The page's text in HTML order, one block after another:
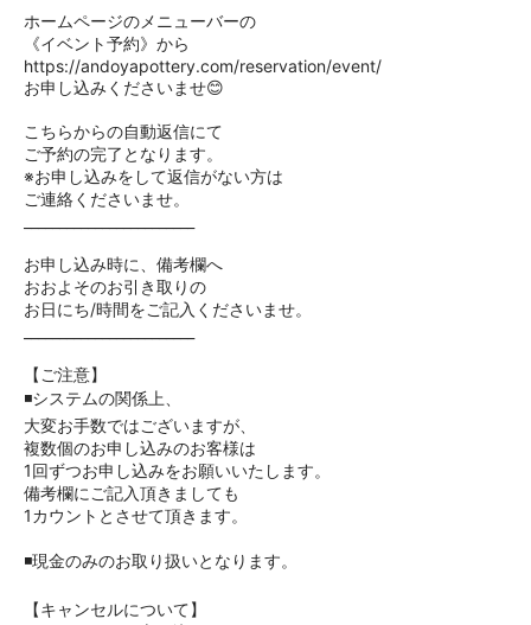
ホームページのメニューバーの
《イベント予約》から
https://andoyapottery.com/reservation/event/
お申し込みくださいませ😊
こちらからの自動返信にて
ご予約の完了となります。
※お申し込みをして返信がない方は
ご連絡くださいませ。
お申し込み時に、備考欄へ
おおよそのお引き取りの
お日にち/時間をご記入くださいませ。
【ご注意】
◾️システムの関係上、
大変お手数ではございますが、
複数個のお申し込みのお客様は
1回ずつお申し込みをお願いいたします。
備考欄にご記入頂きましても
1カウントとさせて頂きます。
◾️現金のみのお取り扱いとなります。
【キャンセルについて】